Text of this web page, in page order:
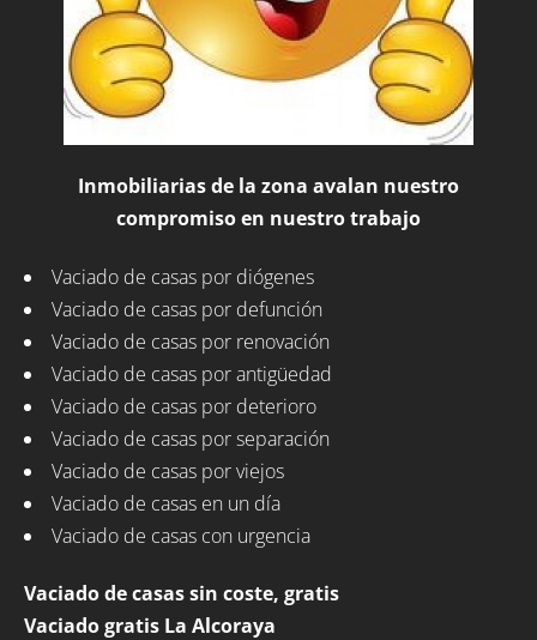
Inmobiliarias de la zona avalan nuestro
compromiso en nuestro trabajo
Vaciado de casas por diógenes
Vaciado de casas por defunción
Vaciado de casas por renovación
Vaciado de casas por antigüedad
Vaciado de casas por deterioro
Vaciado de casas por separación
Vaciado de casas por viejos
Vaciado de casas en un día
Vaciado de casas con urgencia
Vaciado de casas sin coste, gratis
Vaciado gratis La Alcoraya